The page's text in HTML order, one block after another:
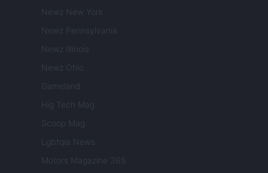
Newz New York
Newz Pennsylvania
Newz Illinois
Newz Ohio
Gameland
Hig Tech Mag
Scoop Mag
Lgbtqia News
Motors Magazine 365